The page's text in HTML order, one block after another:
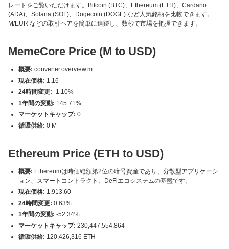
レートをご覧いただけます。Bitcoin (BTC)、Ethereum (ETH)、Cardano
(ADA)、Solana (SOL)、Dogecoin (DOGE) など人気銘柄を比較できます。
M/EUR などの取引ペアを簡単に追跡し、数秒で市場を把握できます。
MemeCore Price (M to USD)
概要: converter.overview.m
現在価格: 1.16
24時間変更: -1.10%
1年間の変動: 145.71%
マーケットキャップ: 0
循環供給: 0 M
Ethereum Price (ETH to USD)
概要: Ethereumは時価総額第2位の暗号資産であり、分散型アプリケーシ
ョン、スマートコントラクト、DeFiエコシステムの基盤です。
現在価格: 1,913.60
24時間変更: 0.63%
1年間の変動: -52.34%
マーケットキャップ: 230,447,554,864
循環供給: 120,426,316 ETH